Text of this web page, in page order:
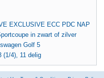
EXCLUSIVE ECC PDC NAP
in zwart of zilver
Golf 5
(1/4), 11 delig